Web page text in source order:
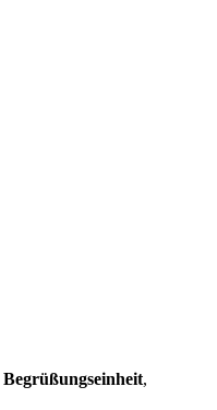
Begrüßungseinheit,